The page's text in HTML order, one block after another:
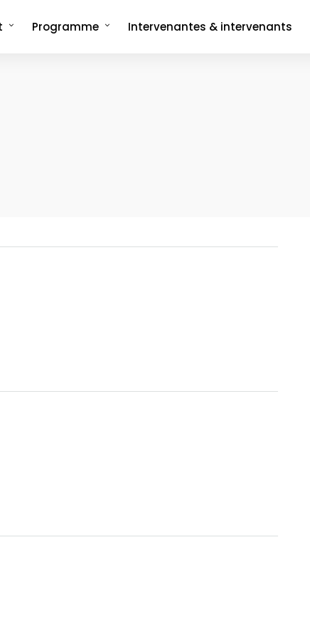
Programme Intervenantes & intervenants